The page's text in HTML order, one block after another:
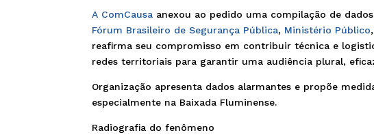
A ComCausa anexou ao pedido uma compilação de
Fórum Brasileiro de Segurança Pública, Ministério Público,
reafirma seu compromisso em contribuir técnica e
redes territoriais para garantir uma audiência plural,
Organização apresenta dados alarmantes e propõe
especialmente na Baixada Fluminense.
Radiografia do fenômeno